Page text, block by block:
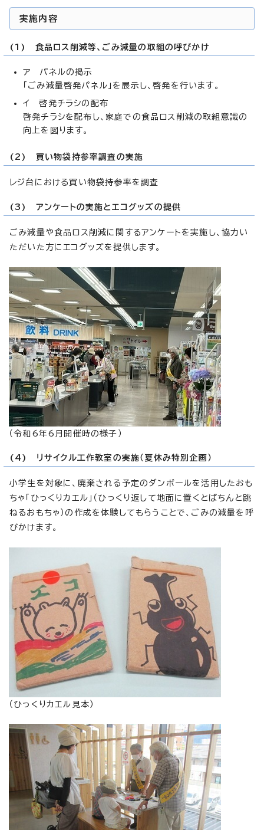
実施内容
(1) 食品ロス削減等、ごみ減量の取組の呼びかけ
ア パネルの掲示
「ごみ減量啓発パネル」を展示し、啓発を行います。
イ 啓発チラシの配布
啓発チラシを配布し、家庭での食品ロス削減の取組意識の
向上を図ります。
(2) 買い物袋持参率調査の実施
レジ台における買い物袋持参率を調査
(3) アンケートの実施とエコグッズの提供
ごみ減量や食品ロス削減に関するアンケートを実施し、協力い
ただいた方にエコグッズを提供します。
（令和6年6月開催時の様子）
(4) リサイクル工作教室の実施（夏休み特別企画）
小学生を対象に、廃棄される予定のダンボールを活用したおも
ちゃ「ひっくりカエル」（ひっくり返して地面に置くとぱちんと跳
ねるおもちゃ）の作成を体験してもらうことで、ごみの減量を呼
びかけます。
（ひっくりカエル見本）